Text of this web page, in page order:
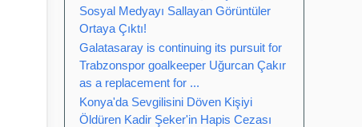
Sosyal Medyayı Sallayan Görüntüler
Ortaya Çıktı!
Galatasaray is continuing its pursuit for
Trabzonspor goalkeeper Uğurcan Çakır
as a replacement for ...
Konya'da Sevgilisini Döven Kişiyi
Öldüren Kadir Şeker'in Hapis Cezası